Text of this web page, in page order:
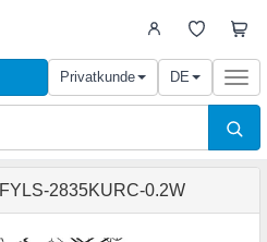
Privatkunde DE
FYLS-2835KURC-0.2W